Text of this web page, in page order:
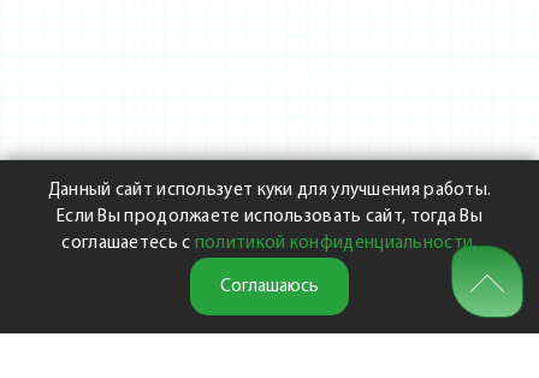
Данный сайт использует куки для улучшения работы.
Если Вы продолжаете использовать сайт, тогда Вы
соглашаетесь с политикой конфиденциальности.
Соглашаюсь